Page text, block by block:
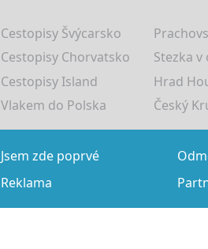
Cestopisy Švýcarsko
Cestopisy Chorvatsko
Stezka v
Cestopisy Island
Hrad
Vlakem do Polska
Český
Jsem zde poprvé
Reklama